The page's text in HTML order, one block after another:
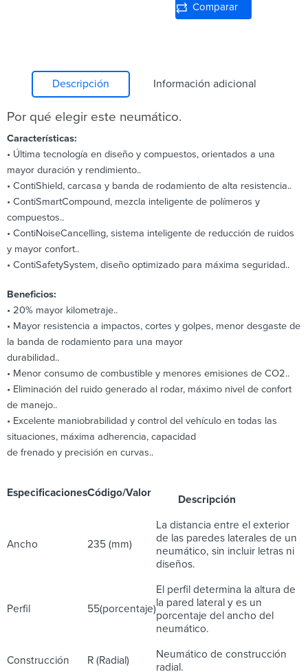
Comparar
Descripción Información adicional
Por qué elegir este neumático.
Características:
• Última tecnología en diseño y compuestos, orientados a una
mayor duración y rendimiento..
• ContiShield, carcasa y banda de rodamiento de alta resistencia..
• ContiSmartCompound, mezcla inteligente de polímeros y
compuestos..
• ContiNoiseCancelling, sistema inteligente de reducción de ruidos
y mayor confort..
• ContiSafetySystem, diseño optimizado para máxima seguridad..
Beneficios:
• 20% mayor kilometraje..
• Mayor resistencia a impactos, cortes y golpes, menor desgaste de
la banda de rodamiento para una mayor
durabilidad..
• Menor consumo de combustible y menores emisiones de CO2..
• Eliminación del ruido generado al rodar, máximo nivel de confort
de manejo..
• Excelente maniobrabilidad y control del vehículo en todas las
situaciones, máxima adherencia, capacidad
de frenado y precisión en curvas..
EspecificacionesCódigo/Valor
Descripción
Ancho 235 (mm)
La distancia entre el exterior
de las paredes laterales de un
neumático, sin incluir letras ni
diseños.
Perfil 55(porcentaje)
El perfil determina la altura de
la pared lateral y es un
porcentaje del ancho del
neumático.
Construcción R (Radial)
Neumático de construcción
radial.